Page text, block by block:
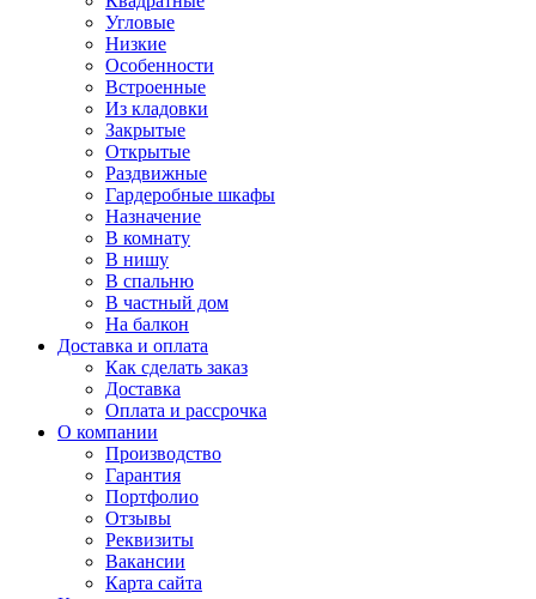
Угловые
Низкие
Особенности
Встроенные
Из кладовки
Закрытые
Открытые
Раздвижные
Гардеробные шкафы
Назначение
В комнату
В нишу
В спальню
В частный дом
На балкон
Доставка и оплата
Как сделать заказ
Доставка
Оплата и рассрочка
О компании
Производство
Гарантия
Портфолио
Отзывы
Реквизиты
Вакансии
Карта сайта